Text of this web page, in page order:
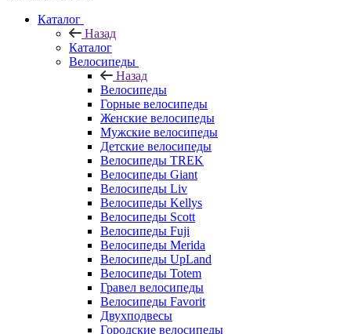
Каталог
Назад
Каталог
Велосипеды
Назад
Велосипеды
Горные велосипеды
Женские велосипеды
Мужские велосипеды
Детские велосипеды
Велосипеды TREK
Велосипеды Giant
Велосипеды Liv
Велосипеды Kellys
Велосипеды Scott
Велосипеды Fuji
Велосипеды Merida
Велосипеды UpLand
Велосипеды Totem
Гравел велосипеды
Велосипеды Favorit
Двухподвесы
Городские велосипеды